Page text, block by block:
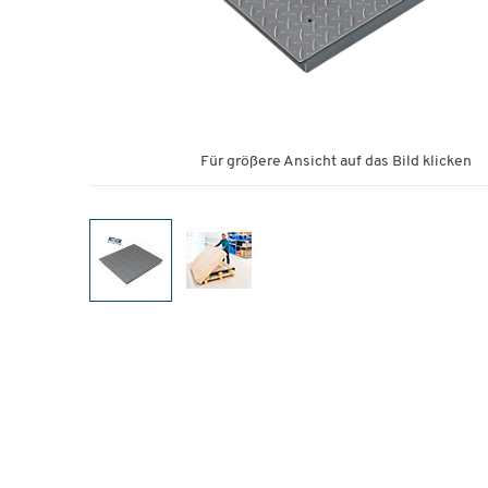
Für größere Ansicht auf das Bild klicken